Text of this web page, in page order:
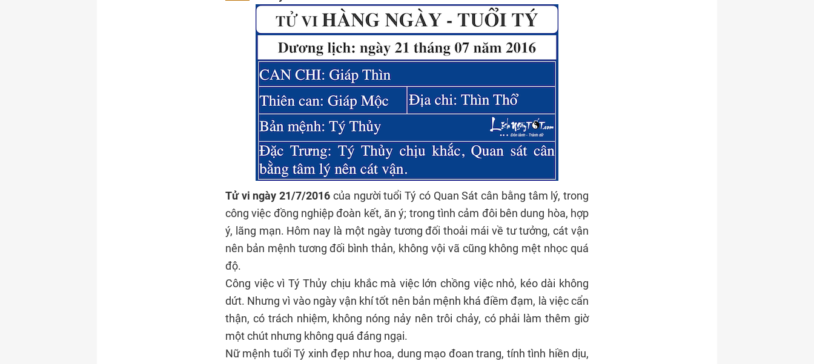
Tử vi ngày 21/7/2016 của người tuổi Tý có Quan Sát cân bằng tâm lý, trong
công việc đồng nghiệp đoàn kết, ăn ý; trong tình cảm đôi bên dung hòa, hợp
ý, lãng mạn. Hôm nay là một ngày tương đối thoải mái về tư tưởng, cát vận
nên bản mệnh tương đối bình thản, không vội vã cũng không mệt nhọc quá
độ.
Công việc vì Tý Thủy chịu khắc mà việc lớn chồng việc nhỏ, kéo dài không
dứt. Nhưng vì vào ngày vận khí tốt nên bản mệnh khá điềm đạm, là việc cẩn
thận, có trách nhiệm, không nóng nảy nên trôi chảy, có phải làm thêm giờ
một chút nhưng không quá đáng ngại.
Nữ mệnh tuổi Tý xinh đẹp như hoa, dung mạo đoan trang, tính tình hiền dịu,